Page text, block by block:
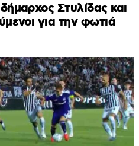
Στυλίδας και
για την φωτιά